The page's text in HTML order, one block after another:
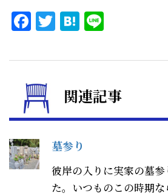
Facebook
TwitterHatena
関連記事
墓参り
彼岸の入りに実家の墓
た。いつものこの時期